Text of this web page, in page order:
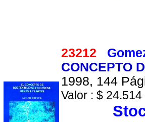
23212
CONCEPTO
1998, 144
Valor : $